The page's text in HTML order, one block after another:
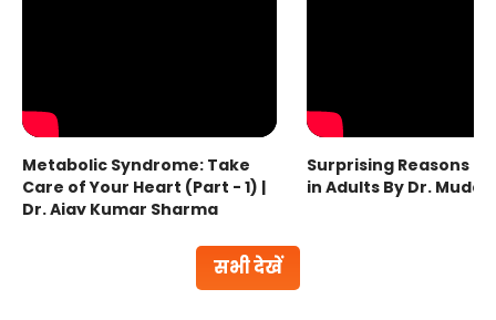
सभी देखें
Metabolic Syndrome: Take
Care of Your Heart (Part - 1) |
Dr. Ajay Kumar Sharma
Surprising Reasons
in Adults By Dr.